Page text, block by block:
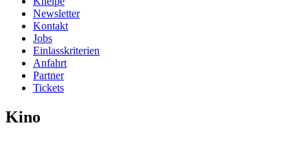
Newsletter
Kontakt
Jobs
Einlasskriterien
Anfahrt
Partner
Tickets
Kino